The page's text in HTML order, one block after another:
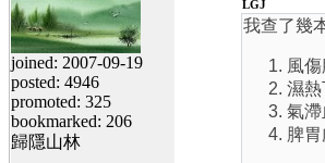
joined: 2007-09-19
posted: 4946
promoted: 325
bookmarked: 206
歸隱山林
LGJ
我查了幾
風
濕熱
氣滯
脾